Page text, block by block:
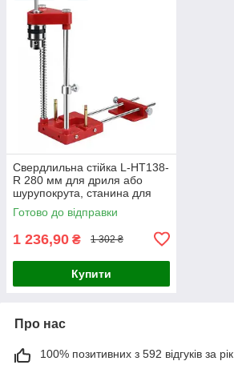
Свердлильна стійка L-HT138-
R 280 мм для дриля або
шурупокрута, станина для
дриля, опорна стійка для
верстата
Готово до відправки
1 236,90 ₴ 1 302 ₴
Купити
Про нас
100% позитивних з 592 відгуків за рік